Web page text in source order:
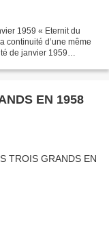
1959 « Eternit du
continuité d’une même
de janvier 1959
EN 1958